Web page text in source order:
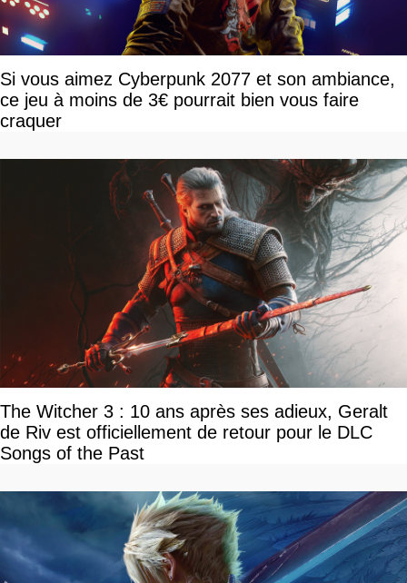
Si vous aimez Cyberpunk 2077 et son ambiance,
ce jeu à moins de 3€ pourrait bien vous faire
craquer
The Witcher 3 : 10 ans après ses adieux, Geralt
de Riv est officiellement de retour pour le DLC
Songs of the Past